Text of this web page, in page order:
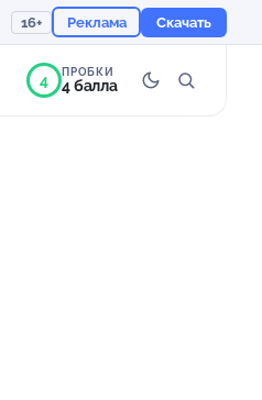
16+ Реклама Скачать
4 ПРОБКИ
4 балла